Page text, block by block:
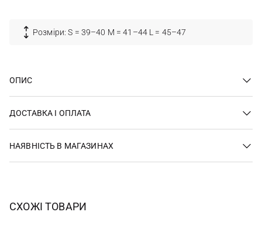
Розміри: S = 39–40 M = 41–44 L = 45–47
ОПИС
ДОСТАВКА І ОПЛАТА
НАЯВНІСТЬ В МАГАЗИНАХ
СХОЖІ ТОВАРИ